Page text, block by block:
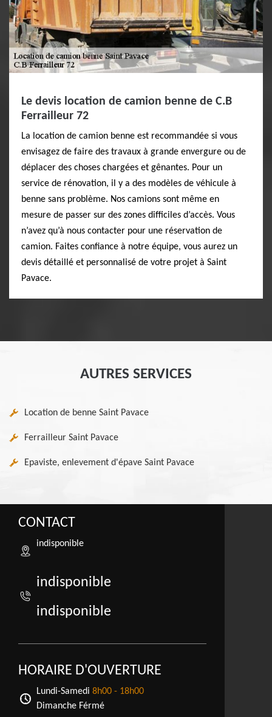
Le devis location de camion benne de C.B
Ferrailleur 72
La location de camion benne est recommandée si vous
envisagez de faire des travaux à grande envergure ou de
déplacer des choses chargées et gênantes. Pour un
service de rénovation, il y a des modèles de véhicule à
benne sans problème. Nos camions sont même en
mesure de passer sur des zones difficiles d’accès. Vous
n’avez qu’à nous contacter pour une réservation de
camion. Faites confiance à notre équipe, vous aurez un
devis détaillé et personnalisé de votre projet à Saint
Pavace.
AUTRES SERVICES
Location de benne Saint Pavace
Ferrailleur Saint Pavace
Epaviste, enlevement d'épave Saint Pavace
CONTACT
indisponible
indisponible
indisponible
HORAIRE D'OUVERTURE
Lundi-Samedi 8h00 - 18h00
Dimanche Férmé